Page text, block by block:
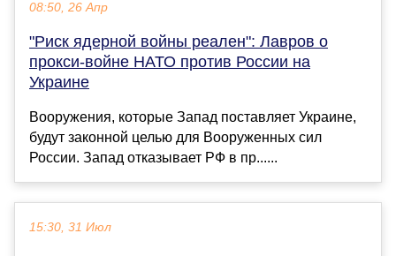
08:50, 26 Апр
"Риск ядерной войны реален": Лавров о
прокси-войне НАТО против России на
Украине
Вооружения, которые Запад поставляет Украине,
будут законной целью для Вооруженных сил
России. Запад отказывает РФ в пр......
15:30, 31 Июл